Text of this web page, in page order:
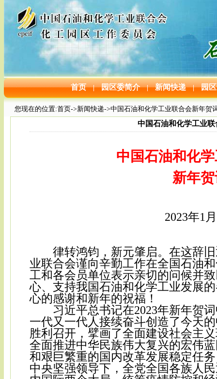
首页 | 园区委简介 | 新闻快递 | 园
您现在的位置:首页->新闻快递->中国石油和化学工业联合会新年贺
中国石油和化学工业
中国石油和化
新年
2023年1
律转鸿钧，新元肇启。在这辞
业联合会谨向辛勤工作在全国石油
工和各会员单位表示亲切的问候并
心、支持我国石油和化学工业发展
心的感谢和新年的祝福！
习近平总书记在2023年新年贺
一代又一代人接续奋斗创造了今天
胜利召开，擘画了全面建设社会主
全面推进中华民族伟大复兴的宏伟
和艰巨繁重的国内改革发展稳定任
中央坚强领导下，全党全国各族人